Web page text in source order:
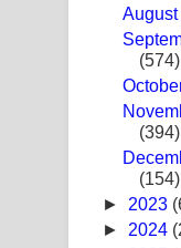
August
(574)
(394)
(154)
► 2023
► 2024